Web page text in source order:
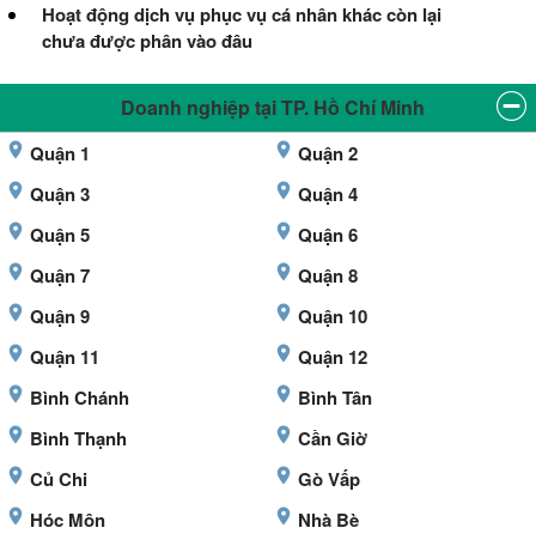
Hoạt động dịch vụ phục vụ cá nhân khác còn lại
chưa được phân vào đâu
Doanh nghiệp tại TP. Hồ Chí Minh
Quận 1
Quận 2
Quận 3
Quận 4
Quận 5
Quận 6
Quận 7
Quận 8
Quận 9
Quận 10
Quận 11
Quận 12
Bình Chánh
Bình Tân
Bình Thạnh
Cần Giờ
Củ Chi
Gò Vấp
Hóc Môn
Nhà Bè